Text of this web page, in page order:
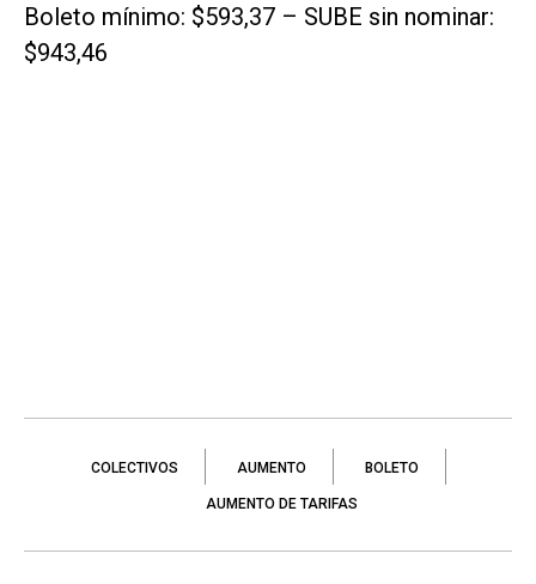
Boleto mínimo: $593,37 – SUBE sin nominar:
$943,46
COLECTIVOS AUMENTO BOLETO
AUMENTO DE TARIFAS